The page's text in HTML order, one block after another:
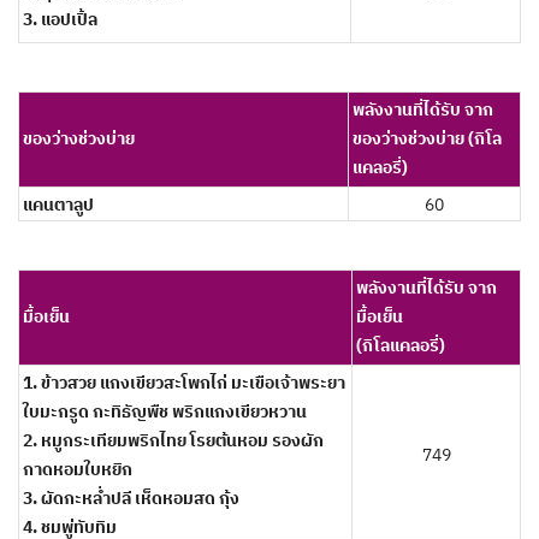
3. แอปเปิ้ล
ของว่างช่วงบ่าย
พลังงานที่ได้รับ จาก
ของว่างช่วงบ่าย (กิโล
แคลอรี่)
แคนตาลูป
60
มื้อเย็น
พลังงานที่ได้รับ จาก
มื้อเย็น
(กิโลแคลอรี่)
1. ข้าวสวย แกงเขียวสะโพกไก่ มะเขือเจ้าพระยา
ใบมะกรูด กะทิธัญพืช พริกแกงเขียวหวาน
2. หมูกระเทียมพริกไทย โรยต้นหอม รองผัก
กาดหอมใบหยิก
3. ผัดกะหล่ำปลี เห็ดหอมสด กุ้ง
4. ชมพู่ทับทิม
749